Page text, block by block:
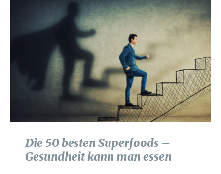
Die 50 besten Superfoods –
Gesundheit kann man essen